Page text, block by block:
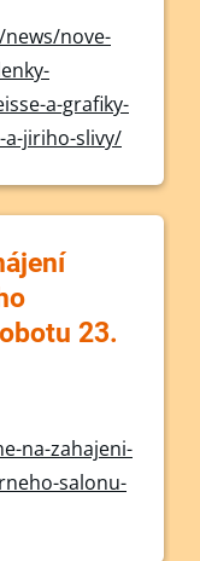
nove-
a-grafiky-
jiriho-slivy/
23.
na-zahajeni-
salonu-